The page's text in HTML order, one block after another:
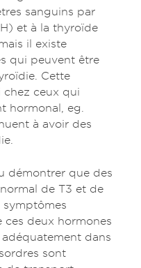
sanguins par
et à la thyroïde
il existe
qui peuvent être
Cette
chez ceux qui
hormonal, eg.
à avoir des
démontrer que des
de T3 et de
symptômes
ces deux hormones
dans
sont